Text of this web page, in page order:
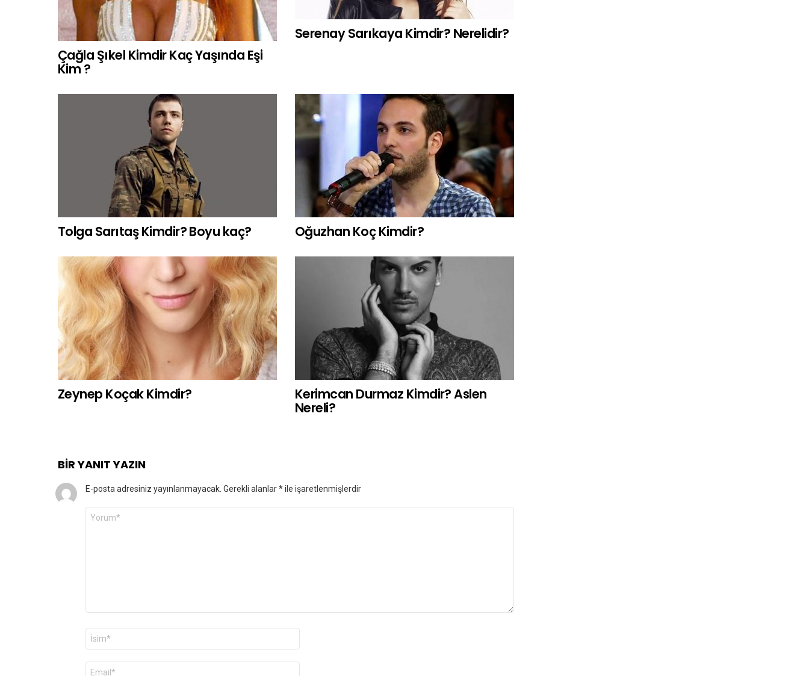
Çağla Şıkel Kimdir Kaç Yaşında Eşi
Kim ?
Serenay Sarıkaya Kimdir? Nerelidir?
Tolga Sarıtaş Kimdir? Boyu kaç? Oğuzhan Koç Kimdir?
Zeynep Koçak Kimdir? Kerimcan Durmaz Kimdir? Aslen
Nereli?
BIR YANIT YAZIN
E-posta adresiniz yayınlanmayacak. Gerekli alanlar*ile işaretlenmişlerdir
Yorum
Ad
E-